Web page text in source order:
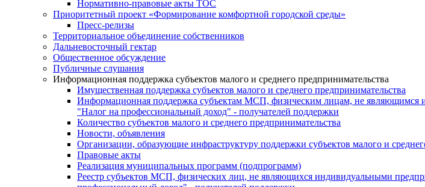
Нормативно-правовые акты ТОС
Приоритетный проект «Формирование комфортной городской среды»
Пресс-релизы
Территориальное объединение собственников
Дальневосточный гектар
Общественное обсуждение
Публичные слушания
Информационная поддержка субъектов малого и среднего предпринимательства
Имущественная поддержка субъектов малого и среднего предпринимательства
Информационная поддержка субъектам МСП, физическим лицам, не
"Налог на профессиональный доход" - получателей поддержки
Количество субъектов малого и среднего предпринимательства
Новости, объявления
Организации, образующие инфраструктуру поддержки субъектов малого и
Правовые акты
Реализация муниципальных программ (подпрограмм)
Реестр субъектов МСП, физических лиц, не являющихся индивидуальными